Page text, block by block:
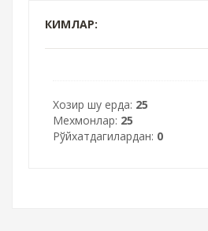
КИМЛАР:
Хозир шу ерда: 25
Мехмонлар: 25
Рўйхатдагилардан: 0